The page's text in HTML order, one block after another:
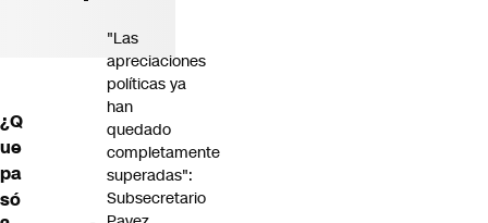
¿Q
ue
pa
só
"Las
apreciaciones
políticas ya
han
quedado
completamente
superadas":
Subsecretario